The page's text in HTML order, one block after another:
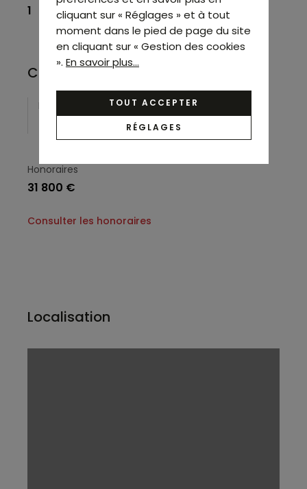
1
Conditions financières
96 000 €/an HC HT*
Honoraires
31 800 €
Consulter les honoraires
Localisation
cliquant sur « Réglages » et à tout
moment dans le pied de page du site
en cliquant sur « Gestion des cookies
». En savoir plus...
TOUT ACCEPTER
RÉGLAGES